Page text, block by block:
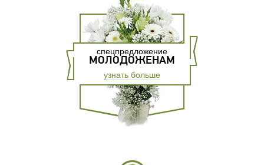
спецпредложение
МОЛОДОЖЕНАМ
узнать больше